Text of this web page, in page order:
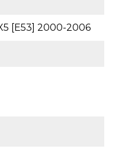
[E53] 2000-2006